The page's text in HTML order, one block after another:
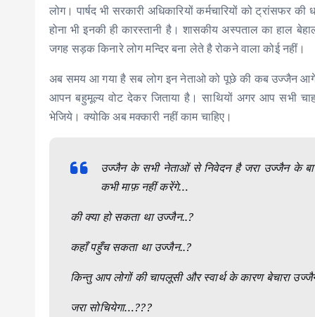
लोग। पार्षद भी सरकारी अधिकारियों कर्मचारियों को ट्रांसफर
होना भी इनकी ही कारस्तानी है। शासकीय अस्पताल का हाल
जगह सड़क किनारे लोग मन्दिर बना लेते है रोकने वाला कोई नहीं।
अब समय आ गया है सब लोग इन नेताओ को पूछे की कब उज्जैन
आपन बहुमूल्य वोट देकर जिताया है। साथियों अगर आप सभी
भेजिये। क्योकि अब मक्कारी नहीं काम चाहिए।
उज्जैन के सभी नेताओं से निवेदन है जरा उज्जैन के
कभी माफ़ नहीं करेंगे…
की क्या हो सकता था उज्जैन..?
कहाँ पहुँच सकता था उज्जैन..?
किन्तु आप लोगों की चापलूसी और स्वार्थ के कारण बेचारा
जरा सोचियेगा…???